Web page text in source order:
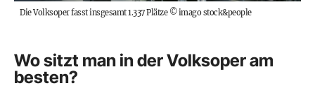
Die Volksoper fasst insgesamt 1.337 Plätze©imago stock&people
Wo sitzt man in der Volksoper am
besten?